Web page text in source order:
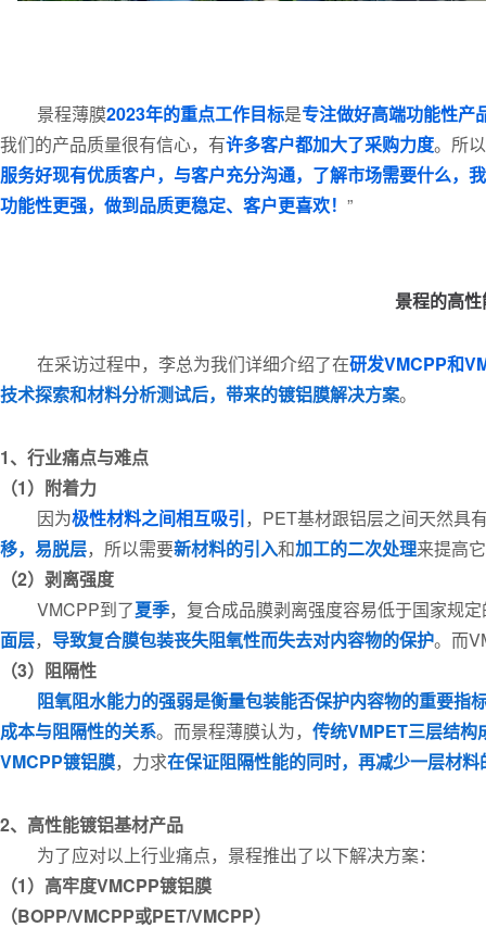
景程薄膜2023年的重点工作目标是专注做好高端功能性产
我们的产品质量很有信心，有许多客户都加大了采购力度。所
服务好现有优质客户，与客户充分沟通，了解市场需要什么，
功能性更强，做到品质更稳定、客户更喜欢！ ”
景程的高
在采访过程中，李总为我们详细介绍了在研发VMCPP和
技术探索和材料分析测试后，带来的镀铝膜解决方案。
1、行业痛点与难点
（1）附着力
因为极性材料之间相互吸引，PET基材跟铝层之间天然具
移，易脱层，所以需要新材料的引入和加工的二次处理来提高
（2）剥离强度
VMCPP到了夏季，复合成品膜剥离强度容易低于国家规
面层， 导致复合膜包装丧失阻氧性而失去对内容物的保护。而
（3）阻隔性
阻氧阻水能力的强弱是衡量包装能否保护内容物的重要指
成本与阻隔性的关系。而景程薄膜认为， 传统VMPET三层结构
VMCPP镀铝膜，力求在保证阻隔性能的同时，再减少一层材
2、高性能镀铝基材产品
为了应对以上行业痛点，景程推出了以下解决方案：
（1）高牢度VMCPP镀铝膜
（BOPP/VMCPP或PET/VMCPP）